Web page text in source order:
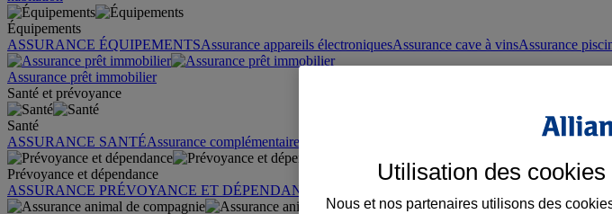
Équipements
ASSURANCE ÉQUIPEMENTSAssurance appareils électroniquesAssurance cave à vinsAssurance
Assurance prêt immobilier
Santé et prévoyance
Santé
ASSURANCE SANTÉAssurance complémentaire santé Conseils santé
Prévoyance et dépendance
ASSURANCE PRÉVOYANCE ET DÉPENDANCE
Utilisation des
Nous et nos partenaires utilisons des